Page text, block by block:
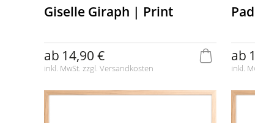
Giselle Giraph | Print
ab 14,90 €
inkl. MwSt. zzgl. Versandkosten
ab
inkl.